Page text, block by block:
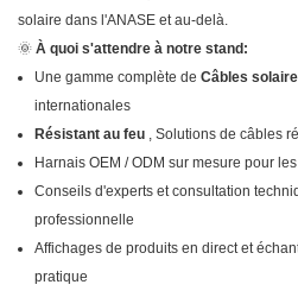
solaire dans l'ANASE et au-delà.
🌞 À quoi s'attendre à notre stand:
Une gamme complète deCâbles
internationales
Résistant au feu , Solutions de câbles
Harnais OEM / ODM sur mesure pour
Conseils d'experts et consultation
professionnelle
Affichages de produits en direct et
pratique